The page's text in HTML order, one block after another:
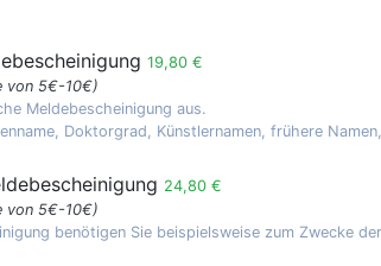
19,80 €
von 5€-10€)
Meldebescheinigung aus.
Doktorgrad, Künstlernamen, frühere
24,80 €
von 5€-10€)
benötigen Sie beispielsweise zum Zwecke